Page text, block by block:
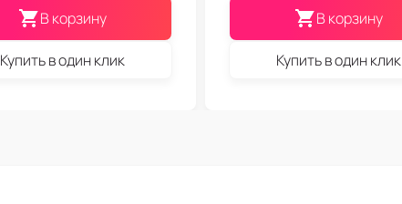
В корзину
Купить в один клик
В корзину
Купить в один клик